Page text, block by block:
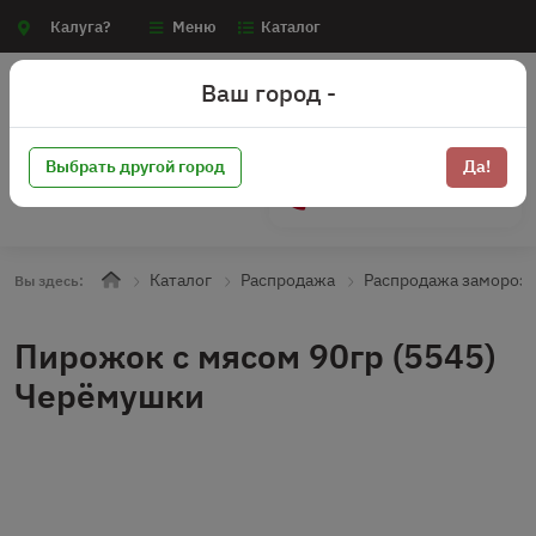
Калуга? Меню Каталог
Вы здесь: Каталог Распродажа Распродажа
Пирожок с мясом 90гр (5545)
Черёмушки
Ваш город -
Выбрать другой город Да!